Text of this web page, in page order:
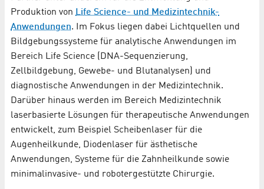
Produktion von Life Science- und Medizintechnik-
Anwendungen. Im Fokus liegen dabei Lichtquellen und
Bildgebungssysteme für analytische Anwendungen im
Bereich Life Science (DNA-Sequenzierung,
Zellbildgebung, Gewebe- und Blutanalysen) und
diagnostische Anwendungen in der Medizintechnik.
Darüber hinaus werden im Bereich Medizintechnik
laserbasierte Lösungen für therapeutische Anwendungen
entwickelt, zum Beispiel Scheibenlaser für die
Augenheilkunde, Diodenlaser für ästhetische
Anwendungen, Systeme für die Zahnheilkunde sowie
minimalinvasive- und robotergestützte Chirurgie.